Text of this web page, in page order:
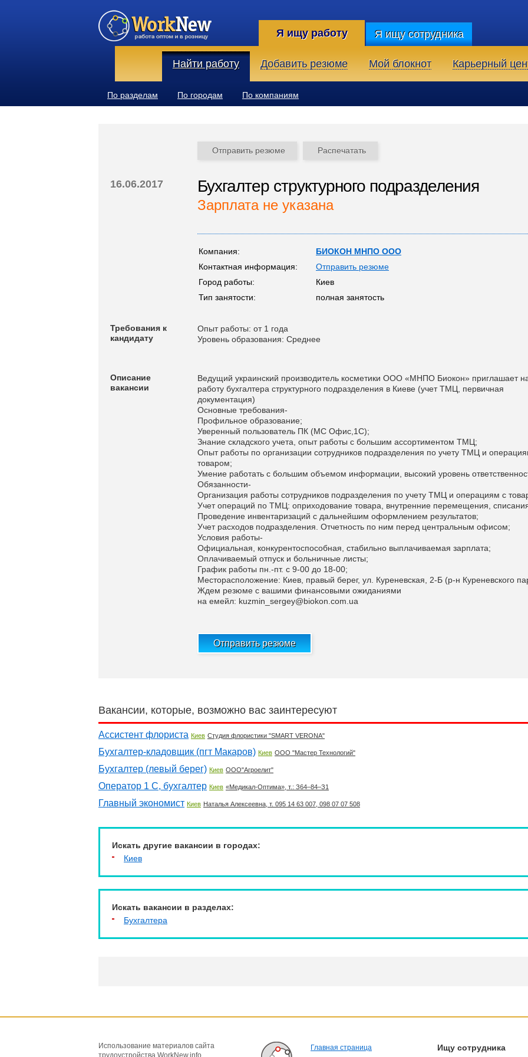
Я ищу работу Я ищу сотрудника
Найти работу Добавить резюме Мой блокнот Карьерный
По разделам По городам По компаниям
Отправить резюме Распечатать
16.06.2017 Бухгалтер структурного подразделения
Зарплата не указана
Компания:
БИОКОН МНПО ООО
Контактная информация:
Отправить резюме
Город работы:
Киев
Тип занятости:
полная занятость
Требования к
кандидату
Опыт работы: от 1 года
Уровень образования: Среднее
Описание
вакансии
Ведущий украинский производитель косметики ООО «МНПО Биокон» приглашает
работу бухгалтера структурного подразделения в Киеве (учет ТМЦ, первичная
документация)
Основные требования-
Профильное образование;
Уверенный пользователь ПК (МС Офис,1С);
Знание складского учета, опыт работы с большим ассортиментом ТМЦ;
Опыт работы по организации сотрудников подразделения по учету ТМЦ и
товаром;
Умение работать с большим объемом информации, высокий уровень
Обязанности-
Организация работы сотрудников подразделения по учету ТМЦ и операциям с
Учет операций по ТМЦ: оприходование товара, внутренние перемещения,
Проведение инвентаризаций с дальнейшим оформлением результатов;
Учет расходов подразделения. Отчетность по ним перед центральным офисом;
Условия работы-
Официальная, конкурентоспособная, стабильно выплачиваемая зарплата;
Оплачиваемый отпуск и больничные листы;
График работы пн.-пт. с 9-00 до 18-00;
Месторасположение: Киев, правый берег, ул. Куреневская, 2-Б (р-н Куреневского
Ждем резюме с вашими финансовыми ожиданиями
на емейл: kuzmin_sergey@biokon.com.ua
Отправить резюме
Вакансии, которые, возможно вас заинтересуют
Ассистент флориста Киев Студия флористики "SMART VERONA"
Бухгалтер-кладовщик (пгт Макаров) Киев ООО "Мастер Технологий"
Бухгалтер (левый берег) Киев ООО"Агроелит"
Оператор 1 С, бухгалтер Киев «Медикал-Оптима», т.: З64–84–З1
Главный экономист Киев Наталья Алексеевна, т. 095 14 63 007, 098 07 07 508
Искать другие вакансии в городах:
Киев
Искать вакансии в разделах:
Бухгалтера
Использование материалов сайта
трудоустройства WorkNew.info
Главная страница
Ищу сотрудника